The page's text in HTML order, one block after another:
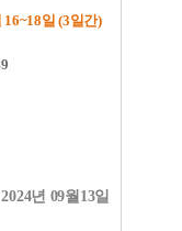
일 (3일간)
2024년 09월13일